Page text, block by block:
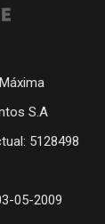
S.A
5128498
05-2009